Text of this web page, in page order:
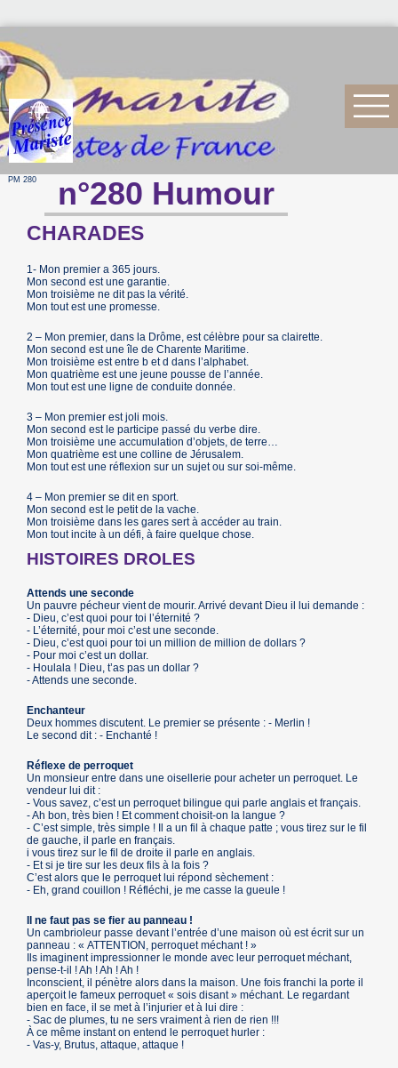
PM 280 n°280 Humour
CHARADES
1- Mon premier a 365 jours.
Mon second est une garantie.
Mon troisième ne dit pas la vérité.
Mon tout est une promesse.
2 – Mon premier, dans la Drôme, est célèbre pour sa clairette.
Mon second est une île de Charente Maritime.
Mon troisième est entre b et d dans l’alphabet.
Mon quatrième est une jeune pousse de l’année.
Mon tout est une ligne de conduite donnée.
3 – Mon premier est joli mois.
Mon second est le participe passé du verbe dire.
Mon troisième une accumulation d’objets, de terre…
Mon quatrième est une colline de Jérusalem.
Mon tout est une réflexion sur un sujet ou sur soi-même.
4 – Mon premier se dit en sport.
Mon second est le petit de la vache.
Mon troisième dans les gares sert à accéder au train.
Mon tout incite à un défi, à faire quelque chose.
HISTOIRES DROLES
Attends une seconde
Un pauvre pécheur vient de mourir. Arrivé devant Dieu il lui demande :
- Dieu, c’est quoi pour toi l’éternité ?
- L’éternité, pour moi c’est une seconde.
- Dieu, c’est quoi pour toi un million de million de dollars ?
- Pour moi c’est un dollar.
- Houlala ! Dieu, t’as pas un dollar ?
- Attends une seconde.
Enchanteur
Deux hommes discutent. Le premier se présente : - Merlin !
Le second dit : - Enchanté !
Réflexe de perroquet
Un monsieur entre dans une oisellerie pour acheter un perroquet. Le
vendeur lui dit :
- Vous savez, c’est un perroquet bilingue qui parle anglais et français.
- Ah bon, très bien ! Et comment choisit-on la langue ?
- C’est simple, très simple ! Il a un fil à chaque patte ; vous tirez sur le fil
de gauche, il parle en français.
i vous tirez sur le fil de droite il parle en anglais.
- Et si je tire sur les deux fils à la fois ?
C’est alors que le perroquet lui répond sèchement :
- Eh, grand couillon ! Réfléchi, je me casse la gueule !
Il ne faut pas se fier au panneau !
Un cambrioleur passe devant l’entrée d’une maison où est écrit sur un
panneau : « ATTENTION, perroquet méchant ! »
Ils imaginent impressionner le monde avec leur perroquet méchant,
pense-t-il ! Ah ! Ah ! Ah !
Inconscient, il pénètre alors dans la maison. Une fois franchi la porte il
aperçoit le fameux perroquet « sois disant » méchant. Le regardant
bien en face, il se met à l’injurier et à lui dire :
- Sac de plumes, tu ne sers vraiment à rien de rien !!!
À ce même instant on entend le perroquet hurler :
- Vas-y, Brutus, attaque, attaque !